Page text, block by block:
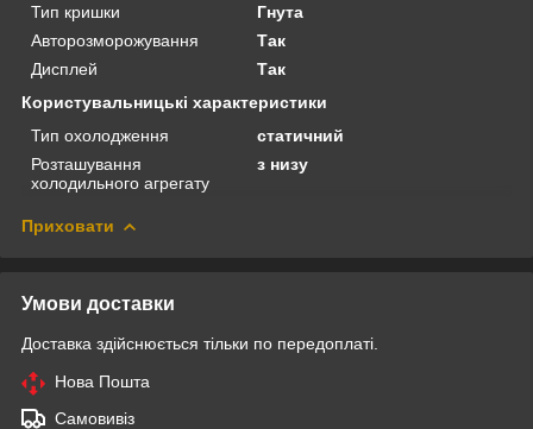
Тип кришки
Гнута
Авторозморожування
Так
Дисплей
Так
Користувальницькі характеристики
Тип охолодження
статичний
Розташування
холодильного агрегату
з низу
Приховати
Умови доставки
Доставка здійснюється тільки по передоплаті.
Нова Пошта
Самовивіз